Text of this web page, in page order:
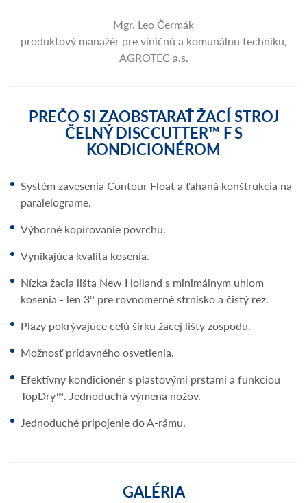
Mgr. Leo Čermák
produktový manažér pre viničnú a komunálnu techniku,
AGROTEC a.s.
PREČO SI ZAOBSTARAŤ ŽACÍ STROJ
ČELNÝ DISCCUTTER™ F S
KONDICIONÉROM
Systém zavesenia Contour Float a ťahaná konštrukcia na
paralelograme.
Výborné kopírovanie povrchu.
Vynikajúca kvalita kosenia.
Nízka žacia lišta New Holland s minimálnym uhlom
kosenia - len 3° pre rovnomerné strnisko a čistý rez.
Plazy pokrývajúce celú šírku žacej lišty zospodu.
Možnosť prídavného osvetlenia.
Efektívny kondicionér s plastovými prstami a funkciou
TopDry™. Jednoduchá výmena nožov.
Jednoduché pripojenie do A-rámu.
GALÉRIA